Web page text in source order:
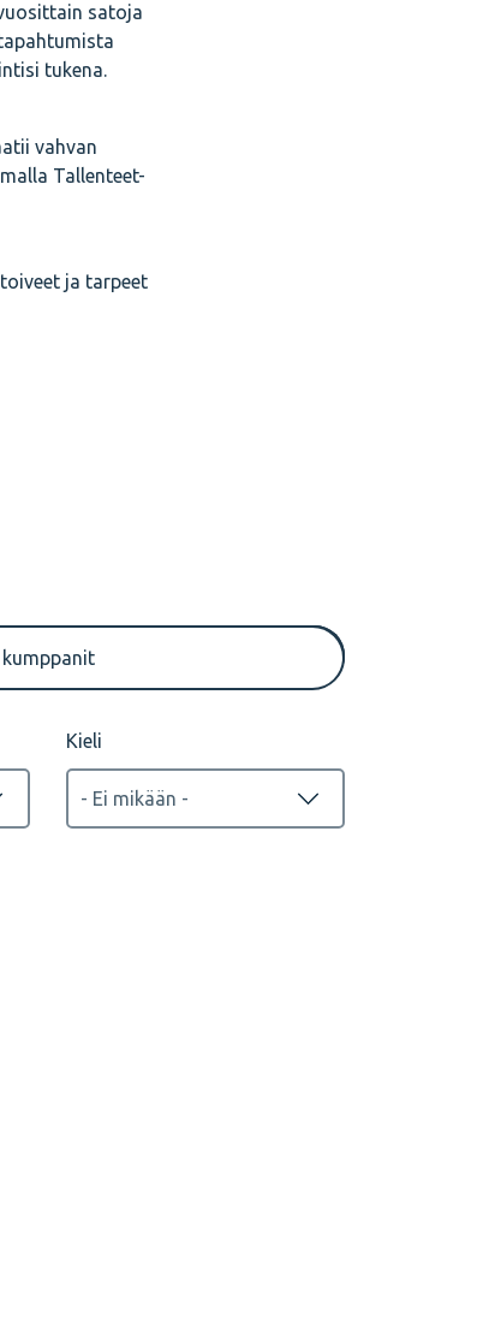
satoja
tukena.
vahvan
Tallenteet-
ja tarpeet
Kieli